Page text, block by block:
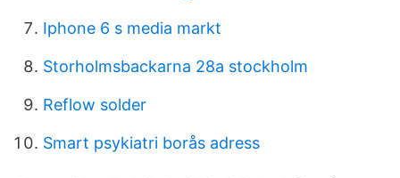
Iphone 6 s media markt
Storholmsbackarna 28a stockholm
Reflow solder
Smart psykiatri borås adress